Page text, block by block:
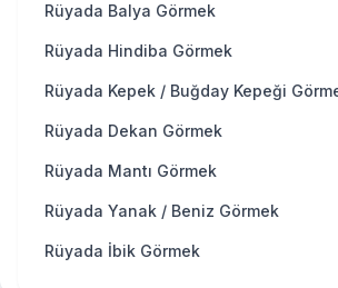
Rüyada Balya Görmek
Rüyada Hindiba Görmek
Rüyada Kepek / Buğday Kepeği
Rüyada Dekan Görmek
Rüyada Mantı Görmek
Rüyada Yanak / Beniz Görmek
Rüyada İbik Görmek